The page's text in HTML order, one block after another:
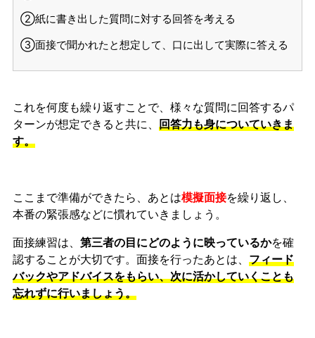
②紙に書き出した質問に対する回答を考える
③面接で聞かれたと想定して、口に出して実際に答える
これを何度も繰り返すことで、様々な質問に回答するパ
ターンが想定できると共に、 回答力も身についていきま
す。
ここまで準備ができたら、あとは模擬面接を繰り返し、
本番の緊張感などに慣れていきましょう。
面接練習は、 第三者の目にどのように映っているかを確
認することが大切です。面接を行ったあとは、 フィード
バックやアドバイスをもらい、次に活かしていくことも
忘れずに行いましょう。